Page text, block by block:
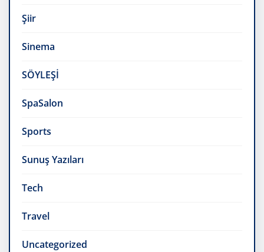
Şiir
Sinema
SÖYLEŞİ
SpaSalon
Sports
Sunuş Yazıları
Tech
Travel
Uncategorized